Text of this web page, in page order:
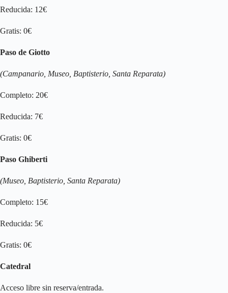
Reducida: 12€
Gratis: 0€
Paso de Giotto
(Campanario, Museo, Baptisterio, Santa Reparata)
Completo: 20€
Reducida: 7€
Gratis: 0€
Paso Ghiberti
(Museo, Baptisterio, Santa Reparata)
Completo: 15€
Reducida: 5€
Gratis: 0€
Catedral
Acceso libre sin reserva/entrada.